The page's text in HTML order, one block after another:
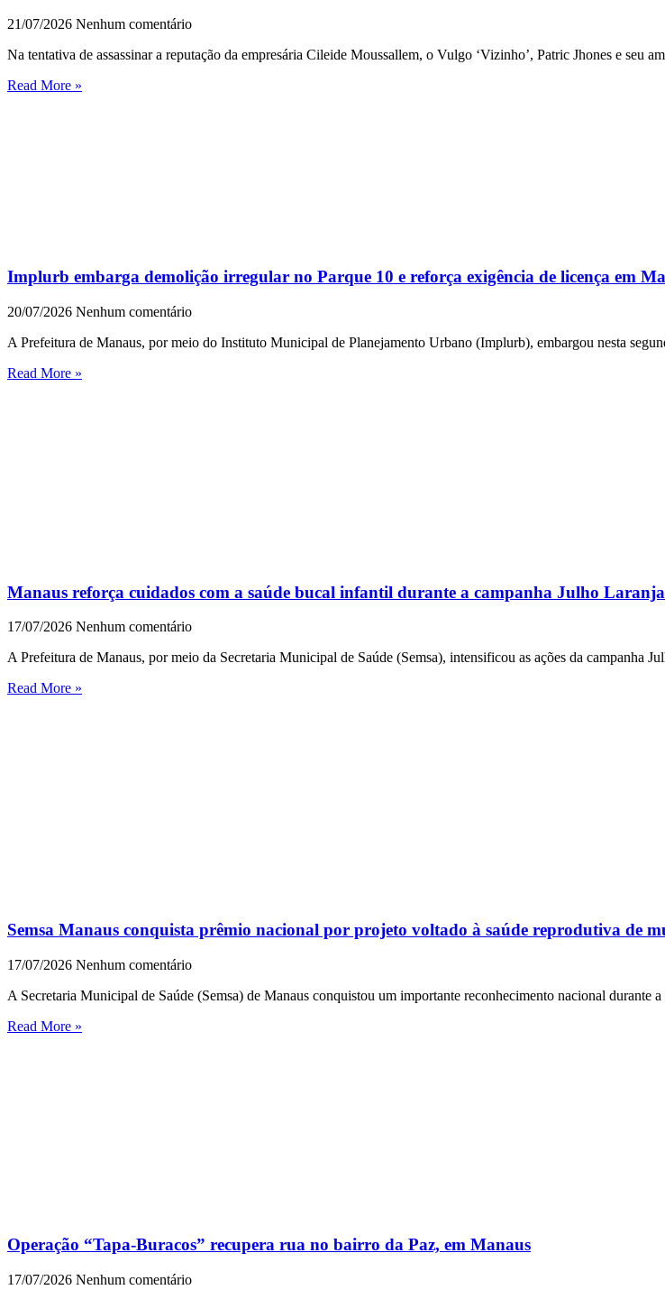
21/07/2026 Nenhum comentário
Na tentativa de assassinar a reputação da empresária Cileide Moussallem, o Vulgo ‘Vizinho’, Patric Jhones e seu
Read More »
Implurb embarga demolição irregular no Parque 10 e reforça exigência de licença em
20/07/2026 Nenhum comentário
A Prefeitura de Manaus, por meio do Instituto Municipal de Planejamento Urbano (Implurb), embargou nesta
Read More »
Manaus reforça cuidados com a saúde bucal infantil durante a campanha Julho Laranja
17/07/2026 Nenhum comentário
A Prefeitura de Manaus, por meio da Secretaria Municipal de Saúde (Semsa), intensificou as ações da campanha
Read More »
Semsa Manaus conquista prêmio nacional por projeto voltado à saúde reprodutiva de
17/07/2026 Nenhum comentário
A Secretaria Municipal de Saúde (Semsa) de Manaus conquistou um importante reconhecimento nacional durante
Read More »
Operação “Tapa-Buracos” recupera rua no bairro da Paz, em Manaus
17/07/2026 Nenhum comentário